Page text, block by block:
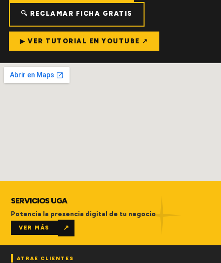
🔍 RECLAMAR FICHA GRATIS
▶ VER TUTORIAL EN YOUTUBE ↗
SERVICIOS UGA
Potencia la presencia digital de tu negocio
VER MÁS ↗
ATRAE CLIENTES